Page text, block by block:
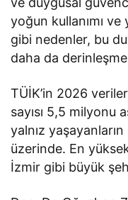
yoğun kullanımı ve
gibi nedenler, bu
daha da
TÜİK’in 2026
sayısı 5,5 milyonu
yalnız yaşayanların
üzerinde. En
İzmir gibi büyük